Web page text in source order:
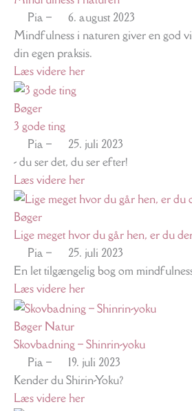
Pia –
6. august 2023
Mindfulness i naturen giver en god
din egen praksis.
Læs videre her
Bøger
3 gode ting
Pia –
25. juli 2023
- du ser det, du ser efter!
Læs videre her
Bøger
Lige meget hvor du går hen, er du
Pia –
25. juli 2023
En let tilgængelig bog om
Læs videre her
Bøger Natur
Skovbadning – Shinrin-yoku
Pia –
19. juli 2023
Kender du Shirin-Yoku?
Læs videre her